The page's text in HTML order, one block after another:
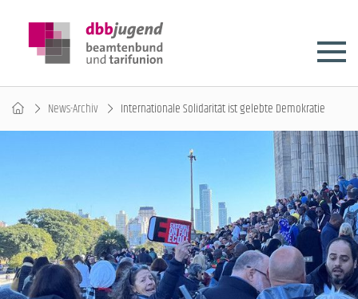
News-Archiv Internationale Solidarität ist gelebte Demokratie